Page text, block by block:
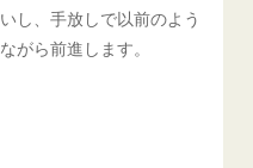
し、手放しで以前のよう
がら前進します。